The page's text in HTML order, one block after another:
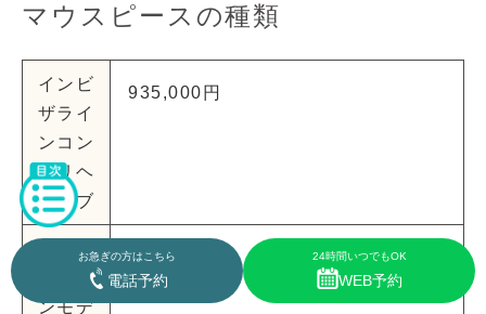
マウスピースの種類
インビ
ザライ
ンコン
プリヘ
ンシブ
935,000円
インビ
ザライ
ンモデ
660,000円
お急ぎの方はこちら
電話予約
24時間いつでもOK
WEB予約